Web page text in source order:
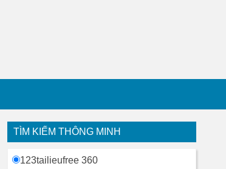
TÌM KIẾM THÔNG MINH
123tailieufree 360